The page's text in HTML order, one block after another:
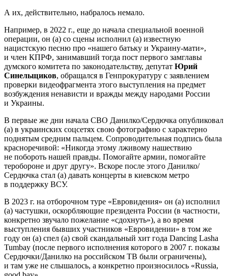
А их, действительно, набралось немало.
Например, в 2022 г., еще до начала специальной военной
операции, он (а) со сцены исполнил (а) известную
нацистскую песню про «нашего батьку и Украину-мати»,
и член КПРФ, занимавший тогда пост первого замглавы
думского комитета по законодательству, депутат Юрий
Синельщиков, обращался в Генпрокуратуру с заявлением
проверки видеофрагмента этого выступления на предмет
возбуждения ненависти и вражды между народами России
и Украины.
В первые же дни начала СВО Данилко/Сердючка опубликовал
(а) в украинских соцсетях свою фотографию с характерно
поднятым средним пальцем. Сопроводительная подпись была
красноречивой: «Никогда этому лживому нашествию
не побороть нашей правды. Помогайте армии, помогайте
теробороне и друг другу». Вскоре после этого Данилко/
Сердючка стал (а) давать концерты в киевском метро
в поддержку ВСУ.
В 2023 г. на отборочном туре «Евровидения» он (а) исполнил
(а) частушки, оскорбляющие президента России (в частности,
конкретно звучало пожелание «сдохнуть»), а во время
выступления бывших участников «Евровидении» в том же
году он (а) спел (а) свой скандальный хит года Dancing Lasha
Tumbay (после первого исполнения которого в 2007 г. показы
Сердючки/Данилко на российском ТВ были ограничены),
и там уже не слышалось, а конкретно произносилось «Russia,